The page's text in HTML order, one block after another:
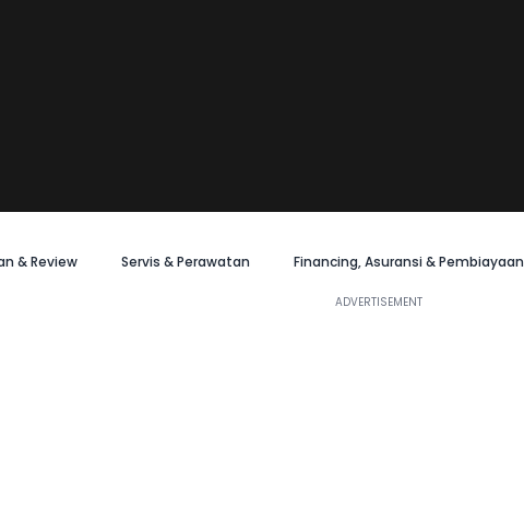
& Review Servis & Perawatan Financing, Asuransi & Pembiayaan